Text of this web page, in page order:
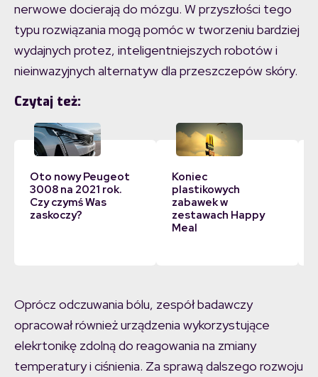
nerwowe docierają do mózgu. W przyszłości tego
typu rozwiązania mogą pomóc w tworzeniu bardziej
wydajnych protez, inteligentniejszych robotów i
nieinwazyjnych alternatyw dla przeszczepów skóry.
Czytaj też:
Oto nowy Peugeot
3008 na 2021 rok.
Czy czymś Was
zaskoczy?
Koniec
plastikowych
zabawek w
zestawach Happy
Meal
Oprócz odczuwania bólu, zespół badawczy
opracował również urządzenia wykorzystujące
elekrtonikę zdolną do reagowania na zmiany
temperatury i ciśnienia. Za sprawą dalszego rozwoju